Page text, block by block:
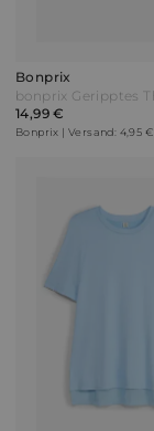
Bonprix
14,99 €
Bonprix | Versand: 4,95 €